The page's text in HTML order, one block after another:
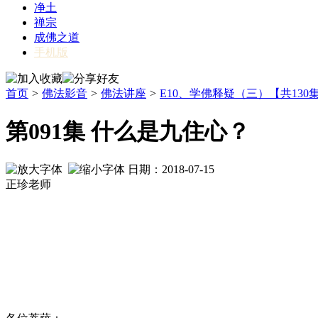
净土
禅宗
成佛之道
手机版
首页 > 佛法影音 > 佛法讲座 > E10、学佛释疑（三）【共130
第091集 什么是九住心？
日期：2018-07-15
正珍老师